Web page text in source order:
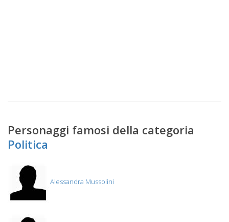
Personaggi famosi della categoria
Politica
Alessandra Mussolini